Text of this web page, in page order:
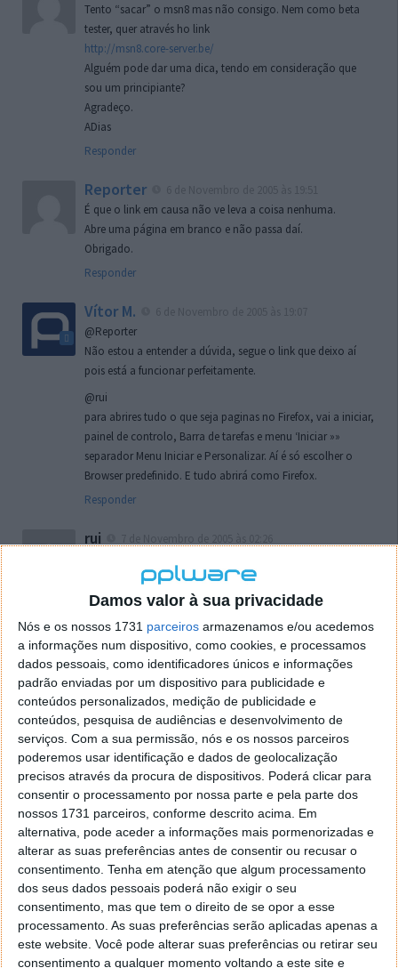
Damos valor à sua privacidade
Nós e os nossos 1731 parceiros armazenamos e/ou acedemos
a informações num dispositivo, como cookies, e processamos
dados pessoais, como identificadores únicos e informações
padrão enviadas por um dispositivo para publicidade e
conteúdos personalizados, medição de publicidade e
conteúdos, pesquisa de audiências e desenvolvimento de
serviços. Com a sua permissão, nós e os nossos parceiros
poderemos usar identificação e dados de geolocalização
precisos através da procura de dispositivos. Poderá clicar para
consentir o processamento por nossa parte e pela parte dos
nossos 1731 parceiros, conforme descrito acima. Em
alternativa, pode aceder a informações mais pormenorizadas e
alterar as suas preferências antes de consentir ou recusar o
consentimento. Tenha em atenção que algum processamento
dos seus dados pessoais poderá não exigir o seu
consentimento, mas que tem o direito de se opor a esse
processamento. As suas preferências serão aplicadas apenas a
este website. Você pode alterar suas preferências ou retirar seu
consentimento a qualquer momento voltando a este site e
Tento “sacar” o msn8 mas não consigo. Nem como beta
tester, quer através ho link
http://msn8.core-server.be/
Alguém pode dar uma dica, tendo em consideração que
sou um principiante?
Agradeço.
ADias
Responder
Reporter
É que o link em causa não ve leva a coisa nenhuma.
Abre uma página em branco e não passa daí.
Obrigado.
Responder
Vítor M.
@Reporter
Não estou a entender a dúvida, segue o link que deixo aí
pois está a funcionar perfeitamente.
@rui
para abrires tudo o que seja paginas no Firefox, vai a iniciar,
painel de controlo, Barra de tarefas e menu ‘Iniciar »»
separador Menu Iniciar e Personalizar. Aí é só escolher o
Browser predefinido. E tudo abrirá como Firefox.
Responder
rui
localizaçao referida n se encontra la nada k me permita por
o firefox como browser predefenido
Ja percorri o painel
tentei apagar o explorer na tentativa de forçar o uso do
firefox mas em vao. Kaso te lembres de outra dica fico
agradecido, caso contrario obrigado a mesma
Responder
Vítor M.
7 de Novembro de 2005 às 01:39
@Reporter
Desculpa mas o link funciona. Seja como for segue por mail
o MSn Messenger 8.
Responder
Vítor M.
@Rui
Tens de encontrar o que te falei. Faz da seguinte maneira,
janela iniciar e no topo dessa janela com o botão direito do
rato faz propriedades. Depois no separador Menu ‘Iniciar’
clica no botão ‘Personalizar’ aí encontrarás no separador